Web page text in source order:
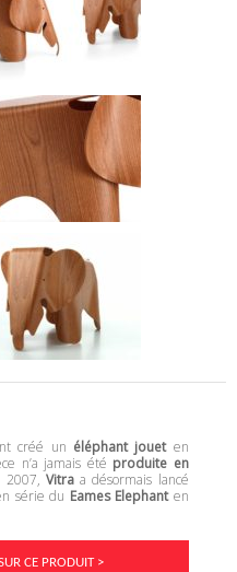
créé un éléphant joueten
n’a jamais été produite en
2007, Vitraa désormais lancé
série du Eames Elephanten
CE PRODUIT >